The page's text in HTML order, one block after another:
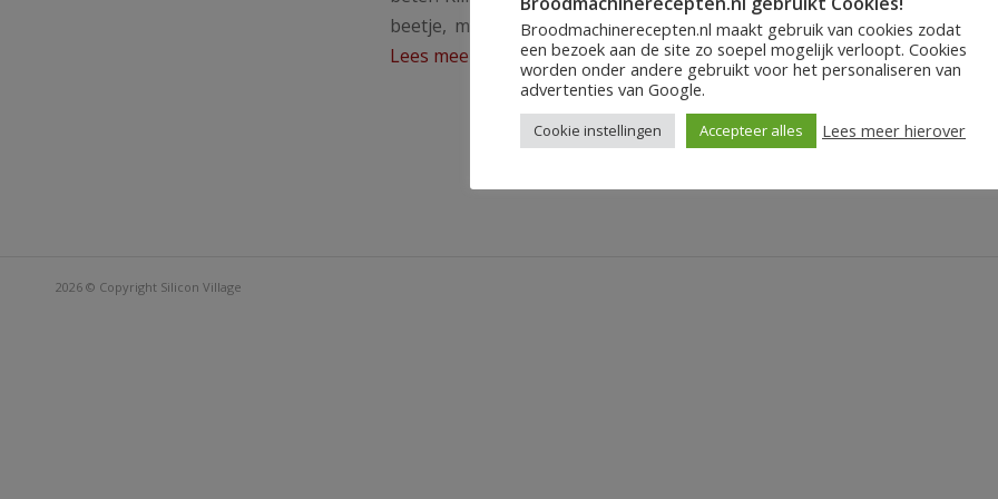
beetje, maar toch kan je door een paar toevoegingen je brood veel
Lees meer
2026 © Copyright Silicon Village
Broodmachinerecepten.nl maakt gebruik van cookies zodat
een bezoek aan de site zo soepel mogelijk verloopt. Cookies
worden onder andere gebruikt voor het personaliseren van
advertenties van Google.
Cookie instellingen Accepteer alles Lees meer hierover